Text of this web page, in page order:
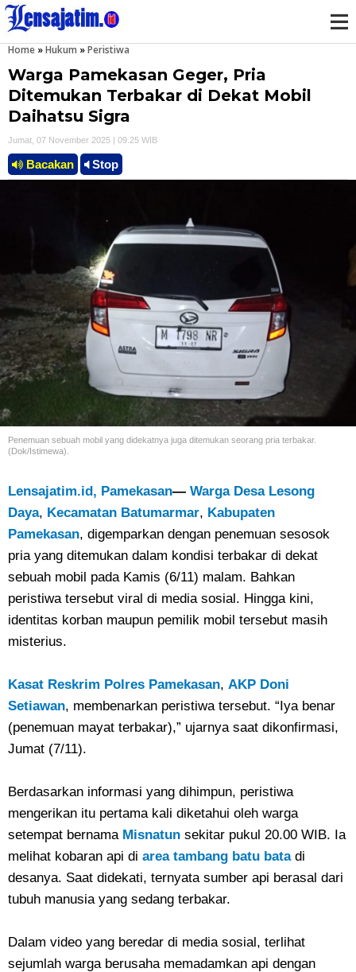
Home »Hukum »Peristiwa
Warga Pamekasan Geger, Pria
Ditemukan Terbakar di Dekat Mobil
Daihatsu Sigra
Jumat, 07 November 2025 | 09.25 WIB
Bacakan Stop
Penemuan sebuah mobil yang didekatnya juga ditemukan seorang pria terbakar.
(Dok/Istimewa).
Lensajatim.id, Pamekasan— Warga Desa Lesong
Daya, Kecamatan Batumarmar, Kabupaten
Pamekasan, digemparkan dengan penemuan sesosok
pria yang ditemukan dalam kondisi terbakar di dekat
sebuah mobil pada Kamis (6/11) malam. Bahkan
peristiwa tersebut viral di media sosial. Hingga kini,
identitas korban maupun pemilik mobil tersebut masih
misterius.
Kasat Reskrim Polres Pamekasan, AKP Doni
Setiawan, membenarkan peristiwa tersebut. “Iya benar
(penemuan mayat terbakar),” ujarnya saat dikonfirmasi,
Jumat (7/11).
Berdasarkan informasi yang dihimpun, peristiwa
mengerikan itu pertama kali diketahui oleh warga
setempat bernama Misnatun sekitar pukul 20.00 WIB. Ia
melihat kobaran api di area tambang batu batadi
desanya. Saat didekati, ternyata sumber api berasal dari
tubuh manusia yang sedang terbakar.
Dalam video yang beredar di media sosial, terlihat
sejumlah warga berusaha memadamkan api dengan